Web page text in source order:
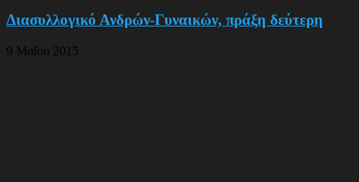
Διασυλλογικό Ανδρών-Γυναικών, πράξη δεύτερη
9 Μαΐου 2015